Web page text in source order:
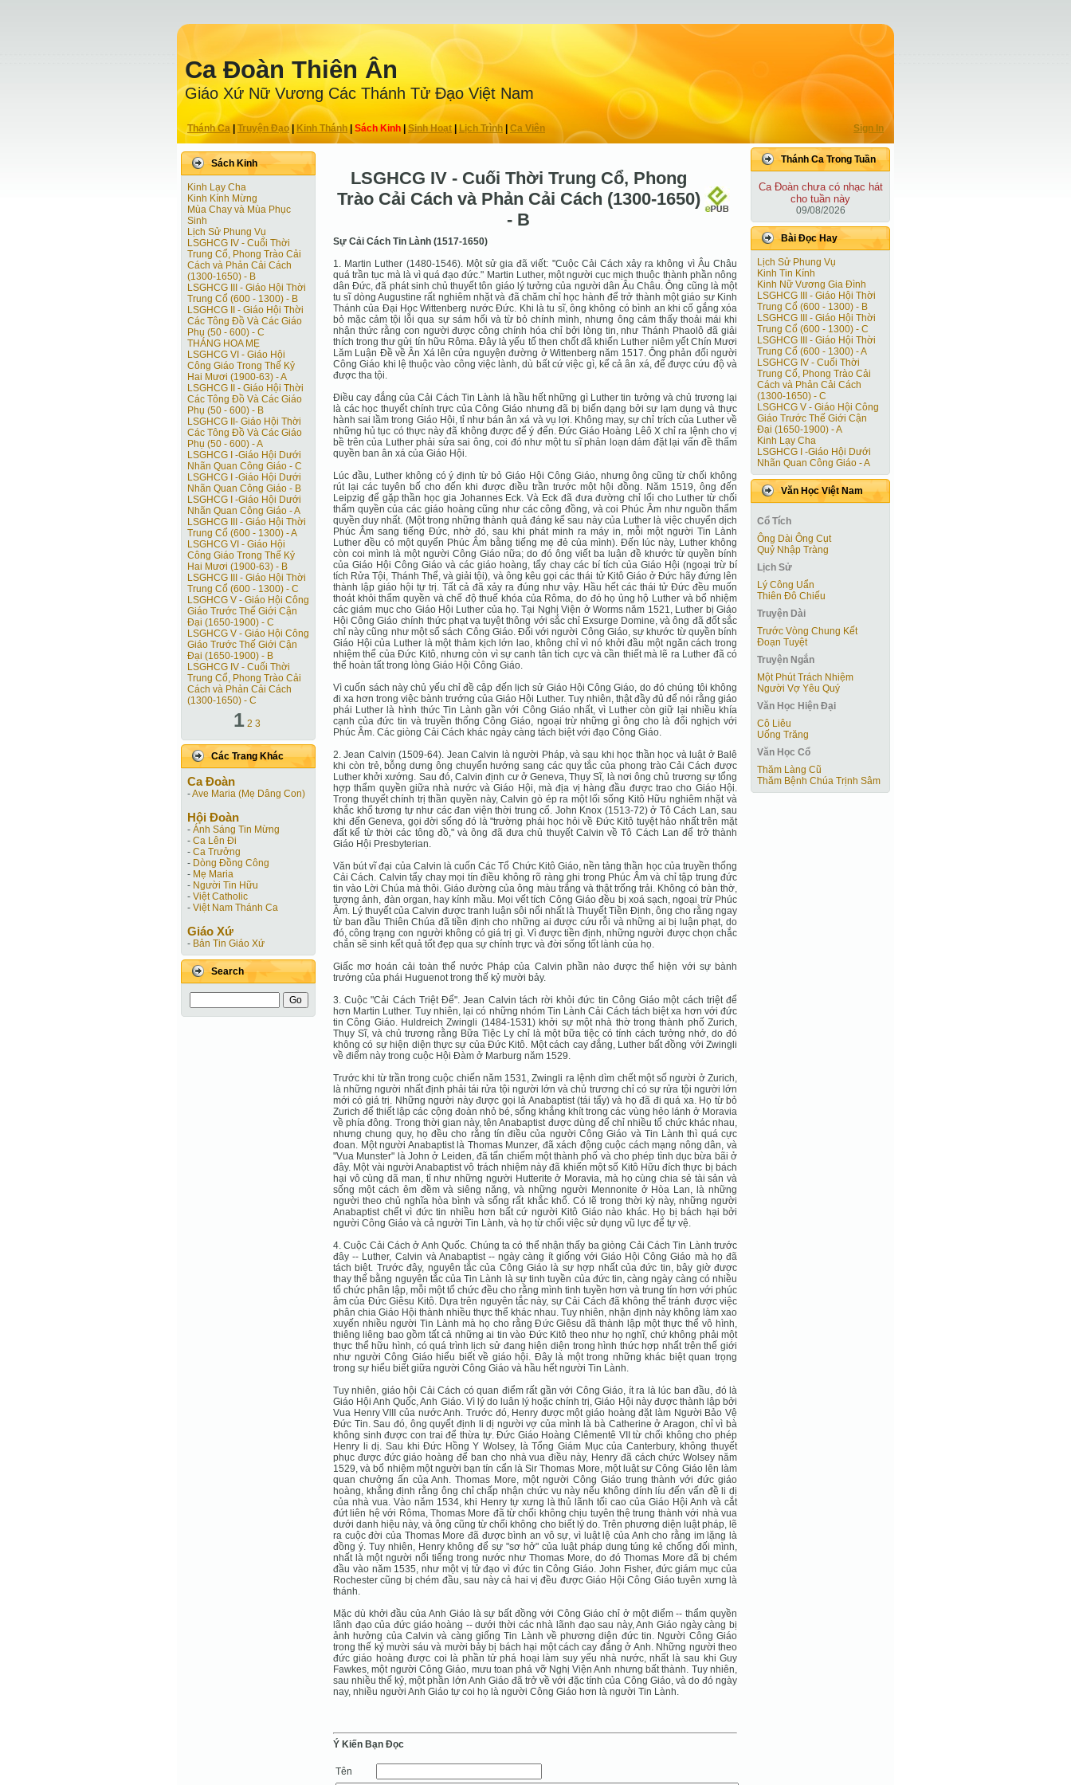
Ca Ðoàn Thiên Ân
Giáo Xứ Nữ Vương Các Thánh Tử Ðạo Việt Nam
Thánh Ca Truyện Ðạo| Kinh Thánh Sách Kinh|Sinh Hoạt| Lịch Trình Ca Viên Sign In
Sách Kinh
Kinh Lạy Cha
Kinh Kính Mừng
Mùa Chay và Mùa Phục
Sinh
Lịch Sử Phung Vụ
LSGHCG IV - Cuối Thời
Trung Cổ, Phong Trào Cải
Cách và Phản Cải Cách
(1300-1650) - B
LSGHCG III - Giáo Hội Thời
Trung Cổ (600 - 1300) - B
LSGHCG II - Giáo Hội Thời
Các Tông Ðồ Và Các Giáo
Phụ (50 - 600) - C
THÁNG HOA MẸ
LSGHCG VI - Giáo Hội
Công Giáo Trong Thế Kỷ
Hai Mươi (1900-63) - A
LSGHCG II - Giáo Hội Thời
Các Tông Ðồ Và Các Giáo
Phụ (50 - 600) - B
LSGHCG II- Giáo Hội Thời
Các Tông Ðồ Và Các Giáo
Phụ (50 - 600) - A
LSGHCG I -Giáo Hội Dưới
Nhãn Quan Công Giáo - C
LSGHCG I -Giáo Hội Dưới
Nhãn Quan Công Giáo - B
LSGHCG I -Giáo Hội Dưới
Nhãn Quan Công Giáo - A
LSGHCG III - Giáo Hội Thời
Trung Cổ (600 - 1300) - A
LSGHCG VI - Giáo Hội
Công Giáo Trong Thế Kỷ
Hai Mươi (1900-63) - B
LSGHCG III - Giáo Hội Thời
Trung Cổ (600 - 1300) - C
LSGHCG V - Giáo Hội Công
Giáo Trước Thế Giới Cận
Ðại (1650-1900) - C
LSGHCG V - Giáo Hội Công
Giáo Trước Thế Giới Cận
Ðại (1650-1900) - B
LSGHCG IV - Cuối Thời
Trung Cổ, Phong Trào Cải
Cách và Phản Cải Cách
(1300-1650) - C
1 2 3
Các Trang Khác
Ca Ðoàn
-Ave Maria (Mẹ Dâng Con)
Hội Ðoàn
- Ánh Sáng Tin Mừng
- Ca Lên Đi
- Ca Trưởng
- Dòng Đồng Công
- Mẹ Maria
- Người Tin Hữu
- Việt Catholic
- Việt Nam Thánh Ca
Giáo Xứ
- Bản Tin Giáo Xứ
Search
LSGHCG IV - Cuối Thời Trung Cổ, Phong
Trào Cải Cách và Phản Cải Cách (1300-1650)
- B
Sự Cải Cách Tin Lành (1517-1650)
1. Martin Luther (1480-1546). Một sử gia đã viết: "Cuộc Cải Cách xảy ra không vì Âu Châu
quá trần tục mà là vì quá đạo đức." Martin Luther, một người cục mịch thuộc thành phần nông
dân Ðức, đã phát sinh chủ thuyết tôn giáo lý tưởng của người dân Âu Châu. Ông cũng là một
tu sĩ dòng Augustine rất nghiêm nhặt và đã chăm chỉ học hành để trở thành một giáo sư Kinh
Thánh của Ðại Học Wittenberg nước Ðức. Khi là tu sĩ, ông không có bình an khi cố gắng xóa
bỏ mặc cảm tội lỗi qua sự sám hối và từ bỏ chính mình, nhưng ông cảm thấy thoải mái khi
nhận thức rằng con người được công chính hóa chỉ bởi lòng tin, như Thánh Phaolô đã giải
thích trong thư gửi tín hữu Rôma. Ðây là yếu tố then chốt đã khiến Luther niêm yết Chín Mươi
Lăm Luận Ðề về Ân Xá lên cửa nguyện đường ở Wittenberg năm 1517. Ông phản đối người
Công Giáo khi lệ thuộc vào công việc lành, dù bất cứ việc gì, kể cả ân xá, để được cứu độ và
được tha tội.
Ðiều cay đắng của Cải Cách Tin Lành là hầu hết những gì Luther tin tưởng và chủ trương lại
là các học thuyết chính trực của Công Giáo nhưng đã bị biến dạng bởi sự lạm dụng và thực
hành sai lầm trong Giáo Hội, tỉ như bán ân xá và vụ lợi. Không may, sự chỉ trích của Luther về
những hủ tục có thực này đã không được để ý đến. Ðức Giáo Hoàng Lêô X chỉ ra lệnh cho vị
bề trên của Luther phải sửa sai ông, coi đó như một tu sĩ phản loạn dám đặt lại vấn đề thẩm
quyền ban ân xá của Giáo Hội.
Lúc đầu, Luther không có ý định từ bỏ Giáo Hội Công Giáo, nhưng ông cũng từ chối không
rút lại các tuyên bố cho đến khi được điều trần trước một hội đồng. Năm 1519, ông đến
Leipzig để gặp thần học gia Johannes Eck. Và Eck đã đưa đường chỉ lối cho Luther từ chối
thẩm quyền của các giáo hoàng cũng như các công đồng, và coi Phúc Âm như nguồn thẩm
quyền duy nhất. (Một trong những thành quả đáng kể sau này của Luther là việc chuyển dịch
Phúc Âm sang tiếng Ðức, nhờ đó, sau khi phát minh ra máy in, mỗi một người Tin Lành
Luther đều có một quyển Phúc Âm bằng tiếng mẹ đẻ của mình). Ðến lúc này, Luther không
còn coi mình là một người Công Giáo nữa; do đó ông viết ba luận đề khước từ quyền bính
của Giáo Hội Công Giáo và các giáo hoàng, tẩy chay các bí tích của Giáo Hội (ngoại trừ bí
tích Rửa Tội, Thánh Thể, và giải tội), và ông kêu gọi các thái tử Kitô Giáo ở Ðức hãy đứng lên
thành lập giáo hội tự trị. Tất cả đã xảy ra đúng như vậy. Hầu hết các thái tử Ðức đều muốn
thoát khỏi thẩm quyền và chế độ thuế khóa của Rôma, do đó họ ủng hộ Luther và bổ nhiệm
các giám mục cho Giáo Hội Luther của họ. Tại Nghị Viện ở Worms năm 1521, Luther bị Giáo
Hội Công Giáo chính thức phạt vạ tuyệt thông với sắc chỉ Exsurge Domine, và ông đã đốt sắc
chỉ này cũng như một số sách Công Giáo. Ðối với người Công Giáo, sự khước từ quyền bính
Giáo Hội của Luther là một thảm kịch lớn lao, không chỉ vì nó khởi đầu một ngăn cách trong
nhiệm thể của Ðức Kitô, nhưng còn vì sự canh tân tích cực và cần thiết mà lẽ ra Luther đã có
thể hoàn tất trong lòng Giáo Hội Công Giáo.
Vì cuốn sách này chủ yếu chỉ đề cập đến lịch sử Giáo Hội Công Giáo, do đó chúng tôi không
đi xa hơn trong việc bành trướng của Giáo Hội Luther. Tuy nhiên, thật đầy đủ để nói rằng giáo
phái Luther là hình thức Tin Lành gần với Công Giáo nhất, vì Luther còn giữ lại nhiều khía
cạnh của đức tin và truyền thống Công Giáo, ngoại trừ những gì ông cho là đối nghịch với
Phúc Âm. Các giòng Cải Cách khác ngày càng tách biệt với đạo Công Giáo.
2. Jean Calvin (1509-64). Jean Calvin là người Pháp, và sau khi học thần học và luật ở Balê
khi còn trẻ, bỗng dưng ông chuyển hướng sang các quy tắc của phong trào Cải Cách được
Luther khởi xướng. Sau đó, Calvin định cư ở Geneva, Thụy Sĩ, là nơi ông chủ trương sự tổng
hợp thẩm quyền giữa nhà nước và Giáo Hội, mà địa vị hàng đầu được trao cho Giáo Hội.
Trong thuyết chính trị thần quyền này, Calvin gò ép ra một lối sống Kitô Hữu nghiêm nhặt và
khắc khổ tương tự như các đan viện thời trung cổ. John Knox (1513-72) ở Tô Cách Lan, sau
khi đến Geneva, gọi đời sống đó là "trường phái học hỏi về Ðức Kitô tuyệt hảo nhất trên mặt
đất kể từ thời các tông đồ," và ông đã đưa chủ thuyết Calvin về Tô Cách Lan để trở thành
Giáo Hội Presbyterian.
Văn bút vĩ đại của Calvin là cuốn Các Tổ Chức Kitô Giáo, nền tảng thần học của truyền thống
Cải Cách. Calvin tẩy chay mọi tín điều không rõ ràng ghi trong Phúc Âm và chỉ tập trung đức
tin vào Lời Chúa mà thôi. Giáo đường của ông màu trắng và thật trống trải. Không có bàn thờ,
tượng ảnh, đàn organ, hay kính mầu. Mọi vết tích Công Giáo đều bị xoá sạch, ngoại trừ Phúc
Âm. Lý thuyết của Calvin được tranh luận sôi nổi nhất là Thuyết Tiền Ðịnh, ông cho rằng ngay
từ ban đầu Thiên Chúa đã tiền định cho những ai được cứu rỗi và những ai bị luận phạt, do
đó, công trạng con người không có giá trị gì. Vì được tiền định, những người được chọn chắc
chắn sẽ sinh kết quả tốt đẹp qua sự chính trực và đời sống tốt lành của họ.
Giấc mơ hoán cải toàn thể nước Pháp của Calvin phần nào được thể hiện với sự bành
trướng của phái Huguenot trong thế kỷ mười bảy.
3. Cuộc "Cải Cách Triệt Ðể". Jean Calvin tách rời khỏi đức tin Công Giáo một cách triệt để
hơn Martin Luther. Tuy nhiên, lại có những nhóm Tin Lành Cải Cách tách biệt xa hơn với đức
tin Công Giáo. Huldreich Zwingli (1484-1531) khởi sự một nhà thờ trong thành phố Zurich,
Thụy Sĩ, và chủ trương rằng Bữa Tiệc Ly chỉ là một bữa tiệc có tính cách tưởng nhớ, do đó
không có sự hiện diện thực sự của Ðức Kitô. Một cách cay đắng, Luther bất đồng với Zwingli
về điểm này trong cuộc Hội Ðàm ở Marburg năm 1529.
Trước khi từ trần trong cuộc chiến năm 1531, Zwingli ra lệnh dìm chết một số người ở Zurich,
là những người nhất định phải tái rửa tội người lớn và chủ trương chỉ có sự rửa tội người lớn
mới có giá trị. Những người này được gọi là Anabaptist (tái tẩy) và họ đã đi quá xa. Họ từ bỏ
Zurich để thiết lập các cộng đoàn nhỏ bé, sống khắng khít trong các vùng hẻo lánh ở Moravia
về phía đông. Trong thời gian này, tên Anabaptist được dùng để chỉ nhiều tổ chức khác nhau,
nhưng chung quy, họ đều cho rằng tín điều của người Công Giáo và Tin Lành thì quá cực
đoan. Một người Anabaptist là Thomas Munzer, đã xách động cuộc cách mạng nông dân, và
"Vua Munster" là John ở Leiden, đã tấn chiếm một thành phố và cho phép tình dục bừa bãi ở
đây. Một vài người Anabaptist vô trách nhiệm này đã khiến một số Kitô Hữu đích thực bị bách
hại vô cùng dã man, tỉ như những người Hutterite ở Moravia, mà họ cùng chia sẻ tài sản và
sống một cách êm đềm và siêng năng, và những người Mennonite ở Hòa Lan, là những
người theo chủ nghĩa hòa bình và sống rất khắc khổ. Có lẽ trong thời kỳ này, những người
Anabaptist chết vì đức tin nhiều hơn bất cứ người Kitô Giáo nào khác. Họ bị bách hại bởi
người Công Giáo và cả người Tin Lành, và họ từ chối việc sử dụng vũ lực để tự vệ.
4. Cuộc Cải Cách ở Anh Quốc. Chúng ta có thể nhận thấy ba giòng Cải Cách Tin Lành trước
đây -- Luther, Calvin và Anabaptist -- ngày càng ít giống với Giáo Hội Công Giáo mà họ đã
tách biệt. Trước đây, nguyên tắc của Công Giáo là sự hợp nhất của đức tin, bây giờ được
thay thế bằng nguyên tắc của Tin Lành là sự tinh tuyền của đức tin, càng ngày càng có nhiều
tổ chức phân lập, mỗi một tổ chức đều cho rằng mình tinh tuyền hơn và trung tín hơn với phúc
âm của Ðức Giêsu Kitô. Dựa trên nguyên tắc này, sự Cải Cách đã không thể tránh được việc
phân chia Giáo Hội thành nhiều thực thể khác nhau. Tuy nhiên, nhận định này không làm xao
xuyến nhiều người Tin Lành mà họ cho rằng Ðức Giêsu đã thành lập một thực thể vô hình,
thiêng liêng bao gồm tất cả những ai tin vào Ðức Kitô theo như họ nghĩ, chứ không phải một
thực thể hữu hình, có quá trình lịch sử đang hiện diện trong hình thức hợp nhất trên thế giới
như người Công Giáo hiểu biết về giáo hội. Ðây là một trong những khác biệt quan trọng
trong sự hiểu biết giữa người Công Giáo và hầu hết người Tin Lành.
Tuy nhiên, giáo hội Cải Cách có quan điểm rất gần với Công Giáo, ít ra là lúc ban đầu, đó là
Giáo Hội Anh Quốc, Anh Giáo. Vì lý do luân lý hoặc chính trị, Giáo Hội này được thành lập bởi
Vua Henry VIII của nước Anh. Trước đó, Henry được một giáo hoàng đặt làm Người Bảo Vệ
Ðức Tin. Sau đó, ông quyết định li dị người vợ của mình là bà Catherine ở Aragon, chỉ vì bà
không sinh được con trai để thừa tự. Ðức Giáo Hoàng Clêmentê VII từ chối không cho phép
Henry li dị. Sau khi Ðức Hồng Y Wolsey, là Tổng Giám Mục của Canterbury, không thuyết
phục được đức giáo hoàng để ban cho nhà vua điều này, Henry đã cách chức Wolsey năm
1529, và bổ nhiệm một người bạn tín cẩn là Sir Thomas More, một luật sư Công Giáo lên làm
quan chưởng ấn của Anh. Thomas More, một người Công Giáo trung thành với đức giáo
hoàng, khẳng định rằng ông chỉ chấp nhận chức vụ này nếu không dính líu đến vấn đề li dị
của nhà vua. Vào năm 1534, khi Henry tự xưng là thủ lãnh tối cao của Giáo Hội Anh và cắt
đứt liên hệ với Rôma, Thomas More đã từ chối không chịu tuyên thệ trung thành với nhà vua
dưới danh hiệu này, và ông cũng từ chối không cho biết lý do. Trên phương diện luật pháp, lẽ
ra cuộc đời của Thomas More đã được bình an vô sự, vì luật lệ của Anh cho rằng im lặng là
đồng ý. Tuy nhiên, Henry không để sự "sơ hở" của luật pháp dung túng kẻ chống đối mình,
nhất là một người nổi tiếng trong nước như Thomas More, do đó Thomas More đã bị chém
đầu vào năm 1535, như một vị tử đạo vì đức tin Công Giáo. John Fisher, đức giám mục của
Rochester cũng bị chém đầu, sau này cả hai vị đều được Giáo Hội Công Giáo tuyên xưng là
thánh.
Mặc dù khởi đầu của Anh Giáo là sự bất đồng với Công Giáo chỉ ở một điểm -- thẩm quyền
lãnh đạo của đức giáo hoàng -- dưới thời các nhà lãnh đạo sau này, Anh Giáo ngày càng bị
ảnh hưởng của Calvin và càng giống Tin Lành về phương diện đức tin. Người Công Giáo
trong thế kỷ mười sáu và mười bảy bị bách hại một cách cay đắng ở Anh. Những người theo
đức giáo hoàng được coi là phần tử phá hoại làm suy yếu nhà nước, nhất là sau khi Guy
Fawkes, một người Công Giáo, mưu toan phá vỡ Nghị Viện Anh nhưng bất thành. Tuy nhiên,
sau nhiều thế kỷ, một phần lớn Anh Giáo đã trở về với đặc tính của Công Giáo, và do đó ngày
nay, nhiều người Anh Giáo tự coi họ là người Công Giáo hơn là người Tin Lành.
Ý Kiến Bạn Ðọc
Tên
Thánh Ca Trong Tuần
Ca Ðoàn chưa có nhạc hát
cho tuần này
09/08/2026
Bài Ðọc Hay
Lịch Sử Phung Vụ
Kinh Tin Kính
Kinh Nữ Vương Gia Đình
LSGHCG III - Giáo Hội Thời
Trung Cổ (600 - 1300) - B
LSGHCG III - Giáo Hội Thời
Trung Cổ (600 - 1300) - C
LSGHCG III - Giáo Hội Thời
Trung Cổ (600 - 1300) - A
LSGHCG IV - Cuối Thời
Trung Cổ, Phong Trào Cải
Cách và Phản Cải Cách
(1300-1650) - C
LSGHCG V - Giáo Hội Công
Giáo Trước Thế Giới Cận
Ðại (1650-1900) - A
Kinh Lạy Cha
LSGHCG I -Giáo Hội Dưới
Nhãn Quan Công Giáo - A
Văn Học Việt Nam
Cổ Tích
Ông Dài Ông Cụt
Quỷ Nhập Tràng
Lịch Sử
Lý Công Uẩn
Thiên Đô Chiếu
Truyện Dài
Trước Vòng Chung Kết
Ðoạn Tuyệt
Truyện Ngắn
Một Phút Trách Nhiệm
Người Vợ Yêu Quý
Văn Học Hiện Ðại
Cô Liêu
Uống Trăng
Văn Học Cổ
Thăm Làng Cũ
Thăm Bệnh Chúa Trịnh Sâm